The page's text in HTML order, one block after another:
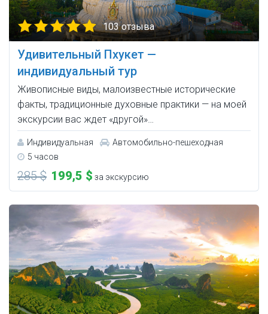
103 отзыва
Удивительный Пхукет —
индивидуальный тур
Живописные виды, малоизвестные исторические
факты, традиционные духовные практики — на моей
экскурсии вас ждет «другой»…
Индивидуальная
Автомобильно-пешеходная
5 часов
285 $ 199,5 $ за экскурсию